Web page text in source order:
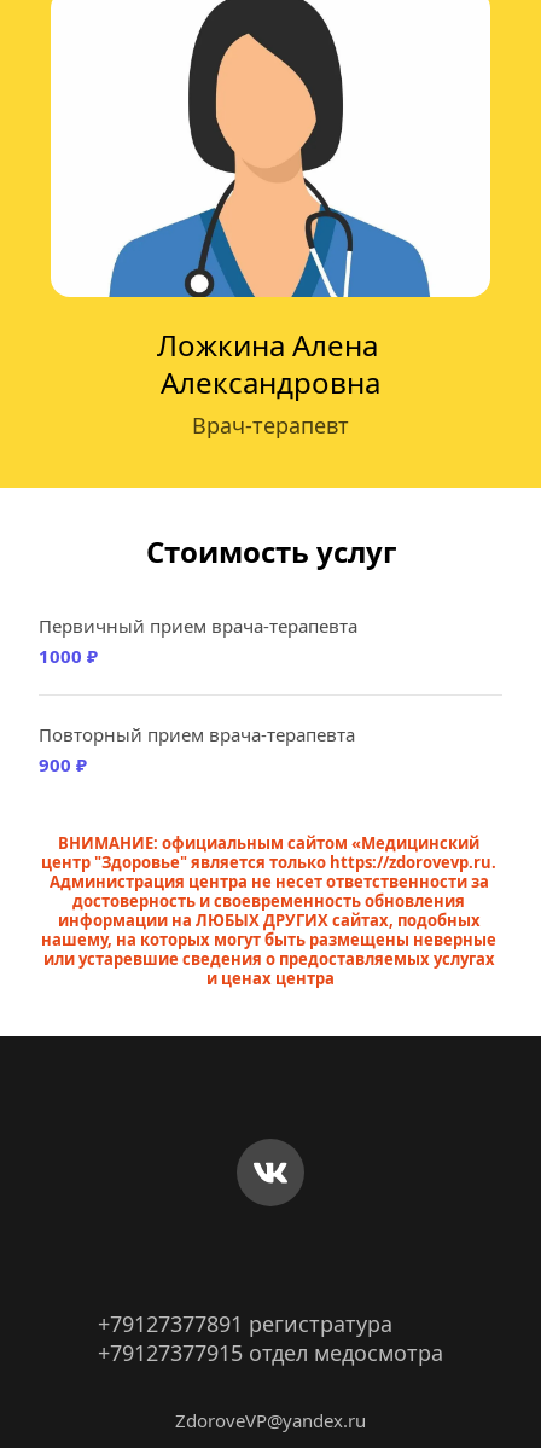
Ложкина Алена
Александровна
Врач-терапевт
Стоимость услуг
Первичный прием врача-терапевта
1000 ₽
Повторный прием врача-терапевта
900 ₽
ВНИМАНИЕ: официальным сайтом «Медицинский
центр "Здоровье" является только https://zdorovevp.ru.
Администрация центра не несет ответственности за
достоверность и своевременность обновления
информации на ЛЮБЫХ ДРУГИХ сайтах, подобных
нашему, на которых могут быть размещены неверные
или устаревшие сведения о предоставляемых услугах
и ценах центра
+79127377891 регистратура
+79127377915 отдел медосмотра
ZdoroveVP@yandex.ru